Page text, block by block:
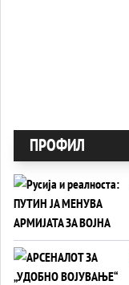
ПРОФИЛ